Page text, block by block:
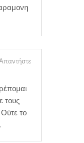
τους
το